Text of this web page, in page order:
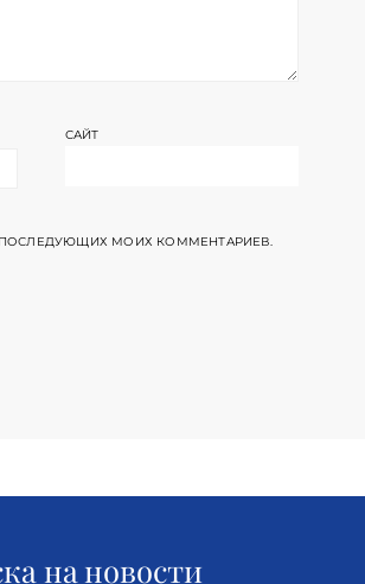
САЙТ
ПОСЛЕДУЮЩИХ МОИХ КОММЕНТАРИЕВ.
на новости